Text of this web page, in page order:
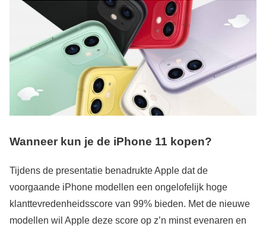
Wanneer kun je de iPhone 11 kopen?
Tijdens de presentatie benadrukte Apple dat de
voorgaande iPhone modellen een ongelofelijk hoge
klanttevredenheidsscore van 99% bieden. Met de nieuwe
modellen wil Apple deze score op z’n minst evenaren en